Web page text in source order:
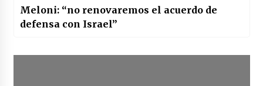
Meloni: “no renovaremos el acuerdo de
defensa con Israel”